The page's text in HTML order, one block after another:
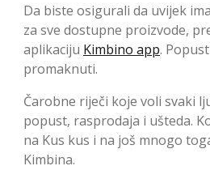
Da biste osigurali da uvijek
za sve dostupne proizvode,
aplikaciju Kimbino app.
promaknuti.
Čarobne riječi koje voli svaki
popust, rasprodaja i ušteda.
na Kus kus i na još mnogo
Kimbina.